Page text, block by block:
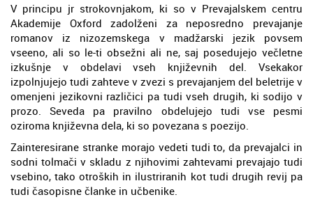
V principu jr strokovnjakom, ki so v Prevajalskem centru
Akademije Oxford zadolženi za neposredno prevajanje
romanov iz nizozemskega v madžarski jezik povsem
vseeno, ali so le-ti obsežni ali ne, saj posedujejo večletne
izkušnje v obdelavi vseh književnih del. Vsekakor
izpolnjujejo tudi zahteve v zvezi s prevajanjem del beletrije v
omenjeni jezikovni različici pa tudi vseh drugih, ki sodijo v
prozo. Seveda pa pravilno obdelujejo tudi vse pesmi
oziroma književna dela, ki so povezana s poezijo.
Zainteresirane stranke morajo vedeti tudi to, da prevajalci in
sodni tolmači v skladu z njihovimi zahtevami prevajajo tudi
vsebino, tako otroških in ilustriranih kot tudi drugih revij pa
tudi časopisne članke in učbenike.